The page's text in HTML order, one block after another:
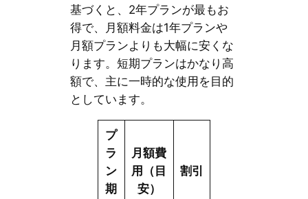
基づくと、2年プランが最もお
得で、月額料金は1年プランや
月額プランよりも大幅に安くな
ります。短期プランはかなり高
額で、主に一時的な使用を目的
としています。
プ
ラ
ン
期
月額費
用（目
安）
割引